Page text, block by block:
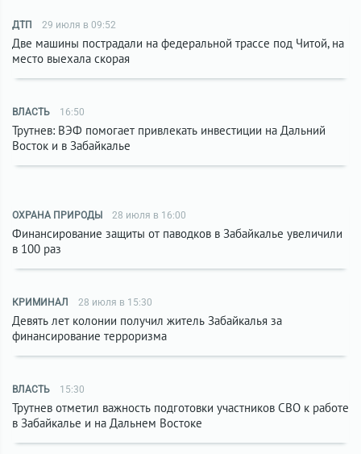
ДТП 29 июля в 09:52
Две машины пострадали на федеральной трассе под Читой, на
место выехала скорая
ВЛАСТЬ 16:50
Трутнев: ВЭФ помогает привлекать инвестиции на Дальний
Восток и в Забайкалье
ОХРАНА ПРИРОДЫ 28 июля в 16:00
Финансирование защиты от паводков в Забайкалье увеличили
в 100 раз
КРИМИНАЛ 28 июля в 15:30
Девять лет колонии получил житель Забайкалья за
финансирование терроризма
ВЛАСТЬ 15:30
Трутнев отметил важность подготовки участников СВО к работе
в Забайкалье и на Дальнем Востоке